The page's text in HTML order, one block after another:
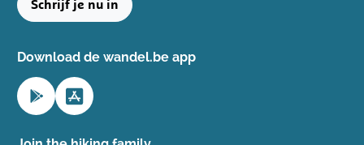
Schrijf je nu in
Download de wandel.be app